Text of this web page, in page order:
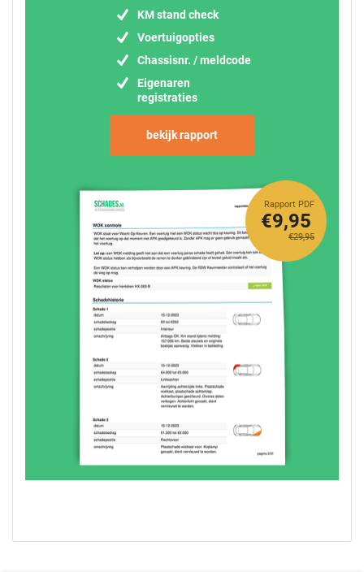
KM stand check
Voertuigopties
Chassisnr. / meldcode
Eigenaren
registraties
bekijk rapport
Rapport PDF
€29,95
€9,95